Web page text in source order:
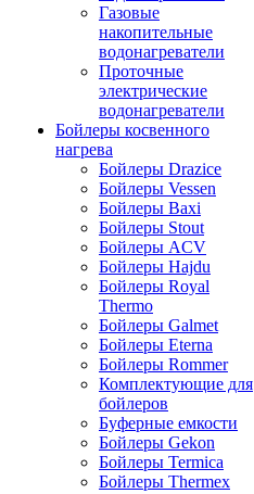
Газовые
накопительные
водонагреватели
Проточные
электрические
водонагреватели
Бойлеры косвенного
нагрева
Бойлеры Drazice
Бойлеры Vessen
Бойлеры Baxi
Бойлеры Stout
Бойлеры ACV
Бойлеры Hajdu
Бойлеры Royal
Thermo
Бойлеры Galmet
Бойлеры Eterna
Бойлеры Rommer
Комплектующие для
бойлеров
Буферные емкости
Бойлеры Gekon
Бойлеры Termica
Бойлеры Thermex